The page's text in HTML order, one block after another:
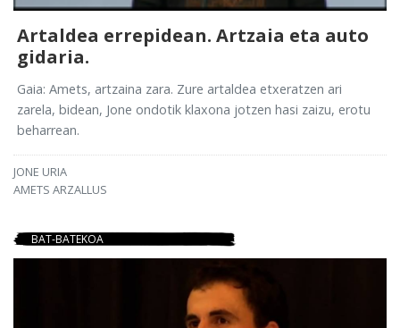
Artaldea errepidean. Artzaia eta auto
gidaria.
Gaia: Amets, artzaina zara. Zure artaldea etxeratzen ari
zarela, bidean, Jone ondotik klaxona jotzen hasi zaizu, erotu
beharrean.
JONE URIA
AMETS ARZALLUS
BAT-BATEKOA